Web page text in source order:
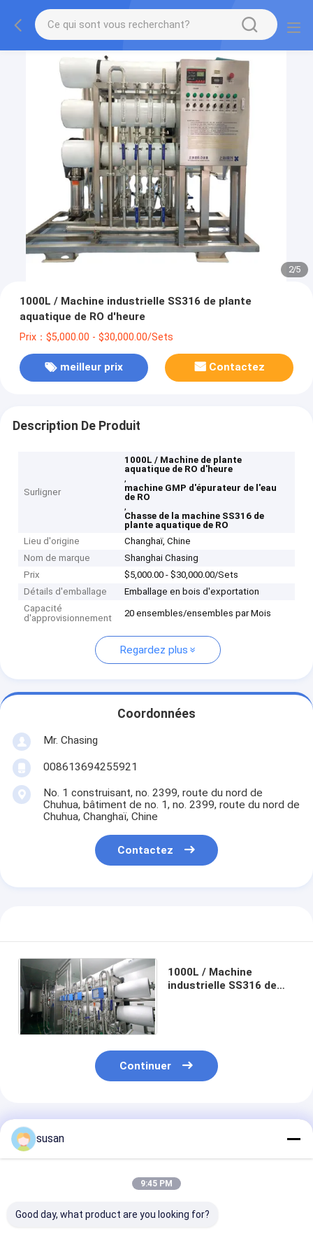
2/5
1000L / Machine industrielle SS316 de plante
aquatique de RO d'heure
Prix：$5,000.00 - $30,000.00/Sets
meilleur prix Contactez
Description De Produit
Surligner
1000L / Machine de plante
aquatique de RO d'heure
,
machine GMP d'épurateur de l'eau
de RO
,
Chasse de la machine SS316 de
plante aquatique de RO
Lieu d'origine
Changhaï, Chine
Nom de marque
Shanghai Chasing
Prix
$5,000.00 - $30,000.00/Sets
Détails d'emballage
Emballage en bois d'exportation
Capacité
d'approvisionnement
20 ensembles/ensembles par Mois
Regardez plus
Coordonnées
Mr. Chasing
008613694255921
No. 1 construisant, no. 2399, route du nord de
Chuhua, bâtiment de no. 1, no. 2399, route du nord de
Chuhua, Changhaï, Chine
Contactez
1000L / Machine
industrielle SS316 de
Continuer
Produits Recommandés
susan
9:45 PM
Good day, what product are you looking for?